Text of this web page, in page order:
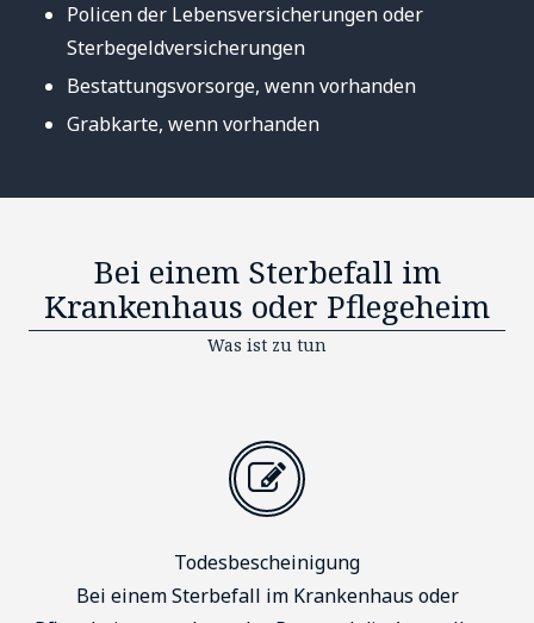
Policen der Lebensversicherungen oder
Sterbegeldversicherungen
Bestattungsvorsorge, wenn vorhanden
Grabkarte, wenn vorhanden
Bei einem Sterbefall im
Krankenhaus oder Pflegeheim
Was ist zu tun
Todesbescheinigung
Bei einem Sterbefall im Krankenhaus oder